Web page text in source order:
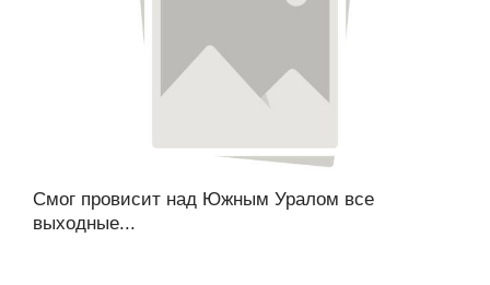
Смог провисит над Южным Уралом все
выходные...